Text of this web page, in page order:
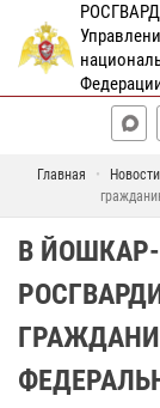
Главная Новости
В